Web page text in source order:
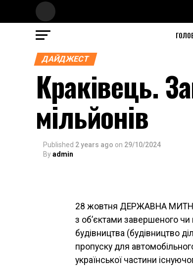
ДАЙДЖЕСТ
Краківець.
мільйонів
Published 2 years ago on 29/10/2024
Byadmin
28 жовтня ДЕРЖАВНА МИТНА
з об’єктами завершеного чи
будівництва (будівництво
пропуску для
української частини